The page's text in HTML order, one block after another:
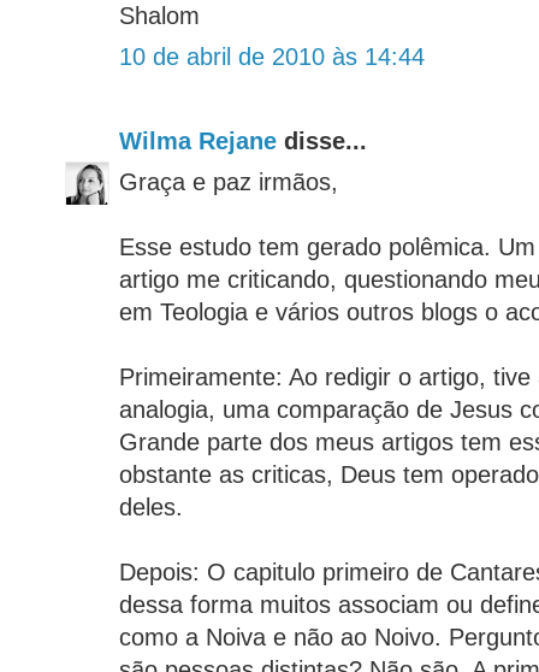
Shalom
10 de abril de 2010 às 14:44
Wilma Rejane disse...
Graça e paz irmãos,
Esse estudo tem gerado polêmica.
artigo me criticando, questionando
em Teologia e vários outros blogs o
Primeiramente: Ao redigir o artigo,
analogia, uma comparação de Jesus
Grande parte dos meus artigos tem
obstante as criticas, Deus tem
deles.
Depois: O capitulo primeiro de
dessa forma muitos associam ou
como a Noiva e não ao Noivo.